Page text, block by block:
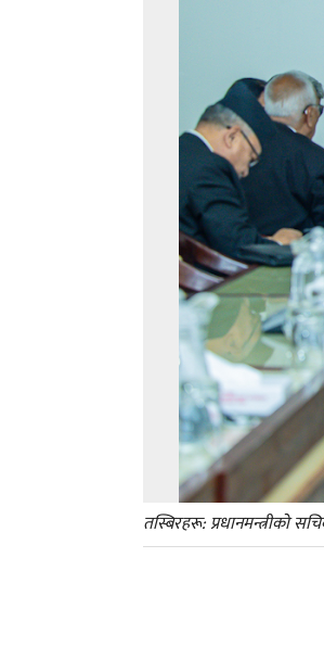
तस्बिरहरू: प्रधानमन्त्रीको